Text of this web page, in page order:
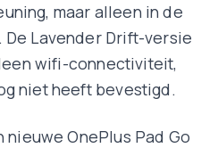
maar alleen in de
De Lavender Drift-versie
wifi-connectiviteit,
niet heeft bevestigd.
OnePlus Pad Go